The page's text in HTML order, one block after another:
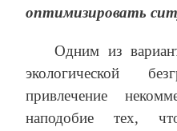
оптимизировать
Одним из
экологической
привлечение
наподобие тех,